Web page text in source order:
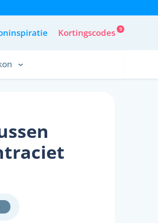
Kortingscodes 9